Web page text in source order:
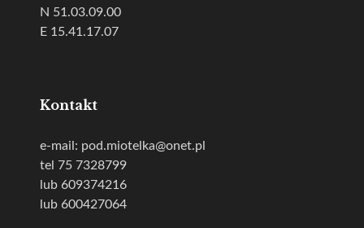
N 51.03.09.00
E 15.41.17.07
Kontakt
e-mail: pod.miotelka@onet.pl
tel 75 7328799
lub 609374216
lub 600427064